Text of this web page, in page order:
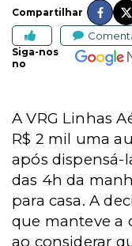
Compartilhar
Siga-nos
no
A VRG Linhas
R$ 2 mil uma
após dispensá-
das 4h da
para casa. A
que manteve a
ao considerar